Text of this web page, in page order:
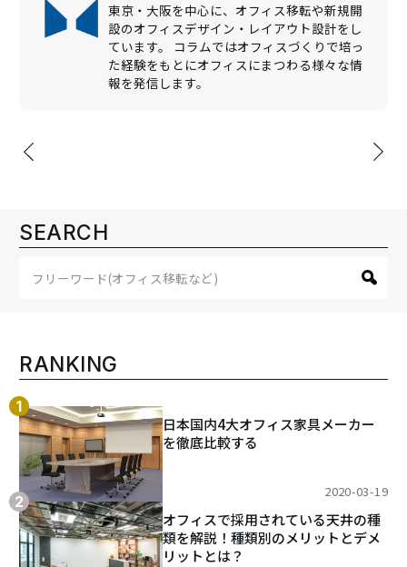
東京・大阪を中心に、オフィス移転や新規開
設のオフィスデザイン・レイアウト設計をし
ています。 コラムではオフィスづくりで培っ
た経験をもとにオフィスにまつわる様々な情
報を発信します。
投
ビ
ゲ
ー
SEARCH
RANKING
日本国内4大オフィス家具メーカー
を徹底比較する
2020-03-19
オフィスで採用されている天井の種
類を解説！種類別のメリットとデメ
リットとは？